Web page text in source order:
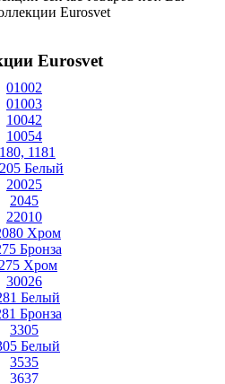
Eurosvet
Eurosvet
01002
01003
10042
10054
1181
Белый
20025
2045
22010
Хром
Бронза
Хром
30026
Белый
Бронза
3305
Белый
3535
3637